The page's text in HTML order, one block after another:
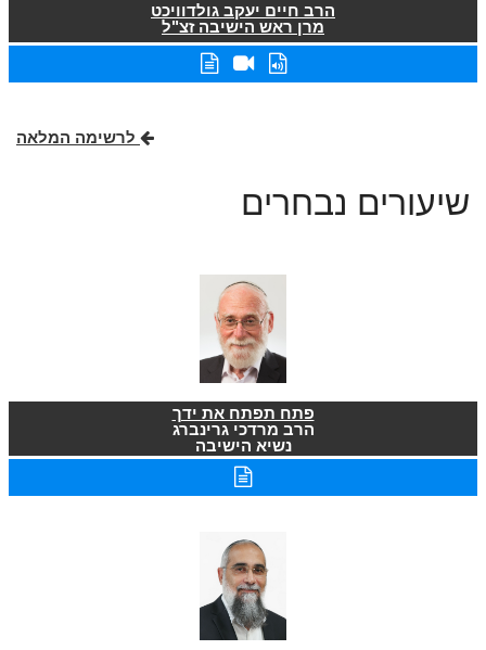
הרב חיים יעקב גולדוויכט
מרן ראש הישיבה זצ"ל
לרשימה המלאה
שיעורים נבחרים
פתח תפתח את ידך
הרב מרדכי גרינברג
נשיא הישיבה